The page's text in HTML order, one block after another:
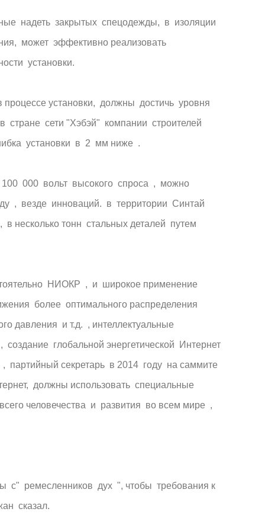
надеть закрытых спецодежды, в изоляции
может эффективно реализовать
установки.
установки, должны достичь уровня
сети "Хэбэй" компании строителей
установки в 2 мм ниже .
100 000 вольт высокого спроса , можно
, везде инноваций. в территории Синтай
тонн стальных деталей путем
НИОКР , и широкое применение
более оптимального распределения
давления и т.д. , интеллектуальные
глобальной энергетической Интернет
секретарь в 2014 году на саммите
должны использовать специальные
человечества и развития во всем мире ,
с" ремесленников дух ", чтобы требования к
сказал.